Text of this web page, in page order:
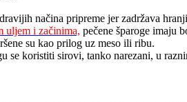
načina pripreme jer zadržava
uljem i začinima, pečene šparoge imaju
su kao prilog uz meso ili ribu.
se koristiti sirovi, tanko narezani, u